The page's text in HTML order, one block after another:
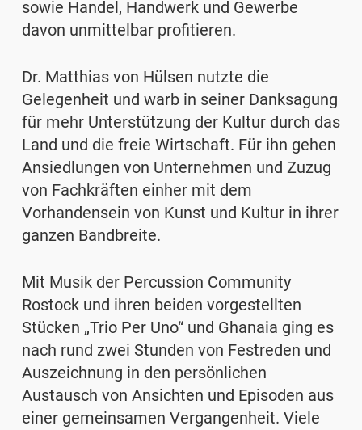
sowie Handel, Handwerk und Gewerbe
davon unmittelbar profitieren.
Dr. Matthias von Hülsen nutzte die
Gelegenheit und warb in seiner Danksagung
für mehr Unterstützung der Kultur durch das
Land und die freie Wirtschaft. Für ihn gehen
Ansiedlungen von Unternehmen und Zuzug
von Fachkräften einher mit dem
Vorhandensein von Kunst und Kultur in ihrer
ganzen Bandbreite.
Mit Musik der Percussion Community
Rostock und ihren beiden vorgestellten
Stücken „Trio Per Uno“ und Ghanaia ging es
nach rund zwei Stunden von Festreden und
Auszeichnung in den persönlichen
Austausch von Ansichten und Episoden aus
einer gemeinsamen Vergangenheit. Viele